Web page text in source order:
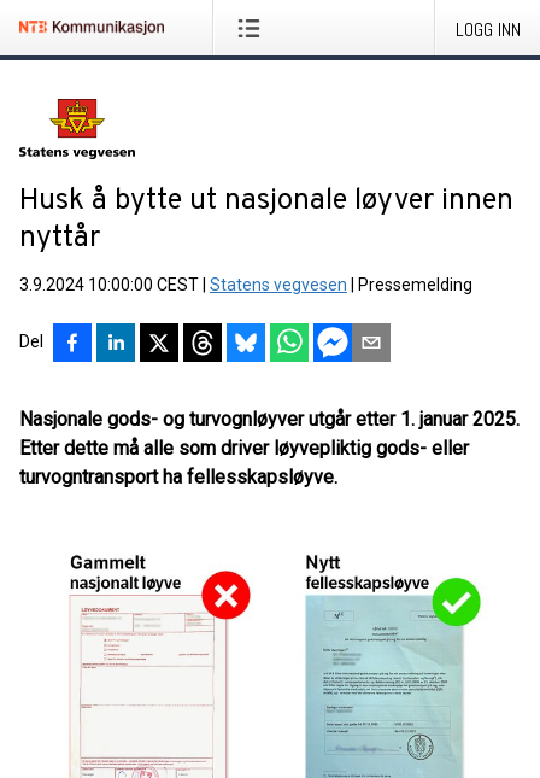
LOGG INN
Husk å bytte ut nasjonale løyver innen
nyttår
3.9.2024 10:00:00 CEST Statens vegvesen Pressemelding
Del
Nasjonale gods- og turvognløyver utgår etter 1. januar 2025.
Etter dette må alle som driver løyvepliktig gods- eller
turvogntransport ha fellesskapsløyve.